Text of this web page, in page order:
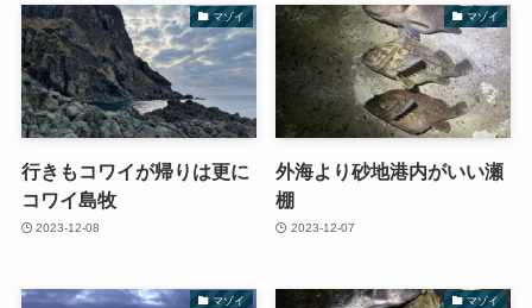
マゾイ
行きもコワイが帰りは更に
コワイ島牧
2023-12-08
マゾイ
外海より砂地港内がいい瀬
棚
2023-12-07
マゾイ マゾイ